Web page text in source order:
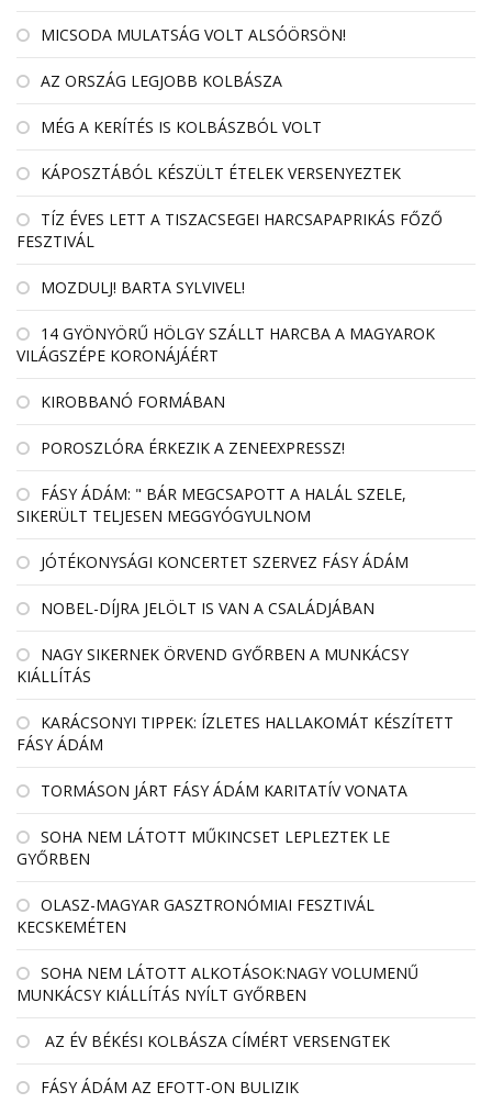
MICSODA MULATSÁG VOLT ALSÓÖRSÖN!
AZ ORSZÁG LEGJOBB KOLBÁSZA
MÉG A KERÍTÉS IS KOLBÁSZBÓL VOLT
KÁPOSZTÁBÓL KÉSZÜLT ÉTELEK VERSENYEZTEK
TÍZ ÉVES LETT A TISZACSEGEI HARCSAPAPRIKÁS FŐZŐ
FESZTIVÁL
MOZDULJ! BARTA SYLVIVEL!
14 GYÖNYÖRŰ HÖLGY SZÁLLT HARCBA A MAGYAROK
VILÁGSZÉPE KORONÁJÁÉRT
KIROBBANÓ FORMÁBAN
POROSZLÓRA ÉRKEZIK A ZENEEXPRESSZ!
FÁSY ÁDÁM: " BÁR MEGCSAPOTT A HALÁL SZELE,
SIKERÜLT TELJESEN MEGGYÓGYULNOM
JÓTÉKONYSÁGI KONCERTET SZERVEZ FÁSY ÁDÁM
NOBEL-DÍJRA JELÖLT IS VAN A CSALÁDJÁBAN
NAGY SIKERNEK ÖRVEND GYŐRBEN A MUNKÁCSY
KIÁLLÍTÁS
KARÁCSONYI TIPPEK: ÍZLETES HALLAKOMÁT KÉSZÍTETT
FÁSY ÁDÁM
TORMÁSON JÁRT FÁSY ÁDÁM KARITATÍV VONATA
SOHA NEM LÁTOTT MŰKINCSET LEPLEZTEK LE
GYŐRBEN
OLASZ-MAGYAR GASZTRONÓMIAI FESZTIVÁL
KECSKEMÉTEN
SOHA NEM LÁTOTT ALKOTÁSOK:NAGY VOLUMENŰ
MUNKÁCSY KIÁLLÍTÁS NYÍLT GYŐRBEN
AZ ÉV BÉKÉSI KOLBÁSZA CÍMÉRT VERSENGTEK
FÁSY ÁDÁM AZ EFOTT-ON BULIZIK